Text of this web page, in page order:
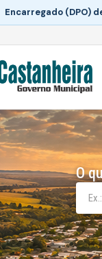
Encarregado (DPO)
O